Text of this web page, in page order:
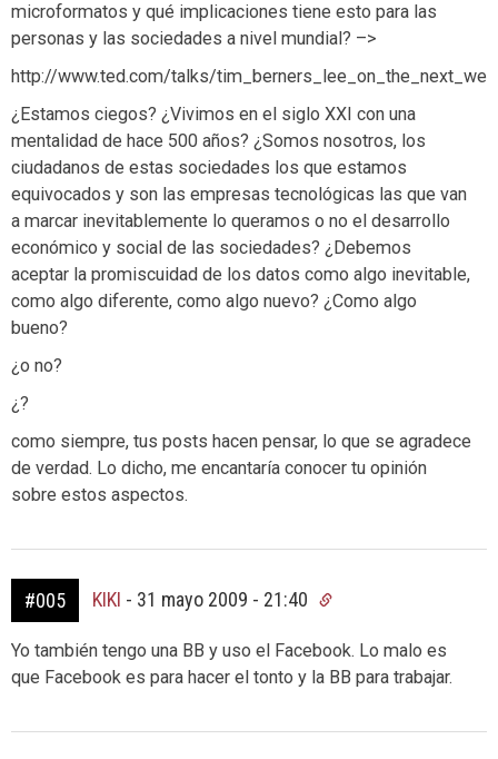
microformatos y qué implicaciones tiene esto para las
personas y las sociedades a nivel mundial? –>
http://www.ted.com/talks/
¿Estamos ciegos? ¿Vivimos en el siglo XXI con una
mentalidad de hace 500 años? ¿Somos nosotros, los
ciudadanos de estas sociedades los que estamos
equivocados y son las empresas tecnológicas las que van
a marcar inevitablemente lo queramos o no el desarrollo
económico y social de las sociedades? ¿Debemos
aceptar la promiscuidad de los datos como algo inevitable,
como algo diferente, como algo nuevo? ¿Como algo
bueno?
¿o no?
¿?
como siempre, tus posts hacen pensar, lo que se agradece
de verdad. Lo dicho, me encantaría conocer tu opinión
sobre estos aspectos.
#005 KIKI - 31 mayo 2009 - 21:40
Yo también tengo una BB y uso el Facebook. Lo malo es
que Facebook es para hacer el tonto y la BB para trabajar.